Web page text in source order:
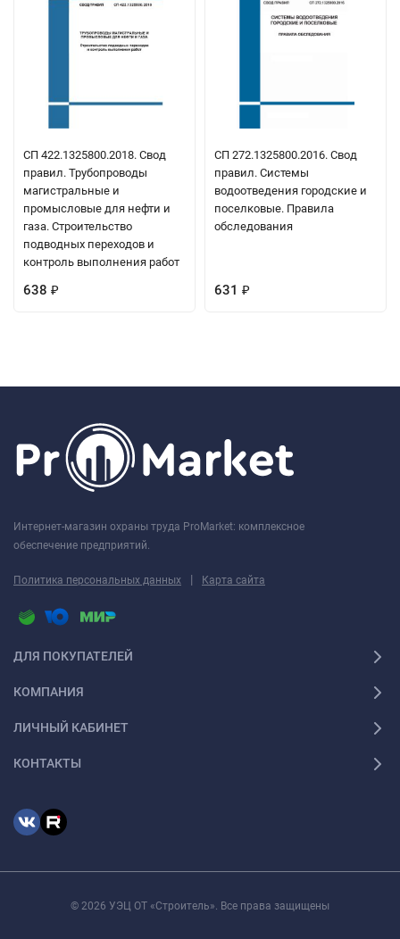
СП 422.1325800.2018. Свод
правил. Трубопроводы
магистральные и
промысловые для нефти и
газа. Строительство
подводных переходов и
контроль выполнения работ
638 ₽
СП 272.1325800.2016. Свод
правил. Системы
водоотведения городские и
поселковые. Правила
обследования
631 ₽
Интернет-магазин охраны труда ProMarket: комплексное
обеспечение предприятий.
Политика персональных данных | Карта сайта
ДЛЯ ПОКУПАТЕЛЕЙ
КОМПАНИЯ
ЛИЧНЫЙ КАБИНЕТ
КОНТАКТЫ
© 2026 УЭЦ ОТ «Строитель». Все права защищены